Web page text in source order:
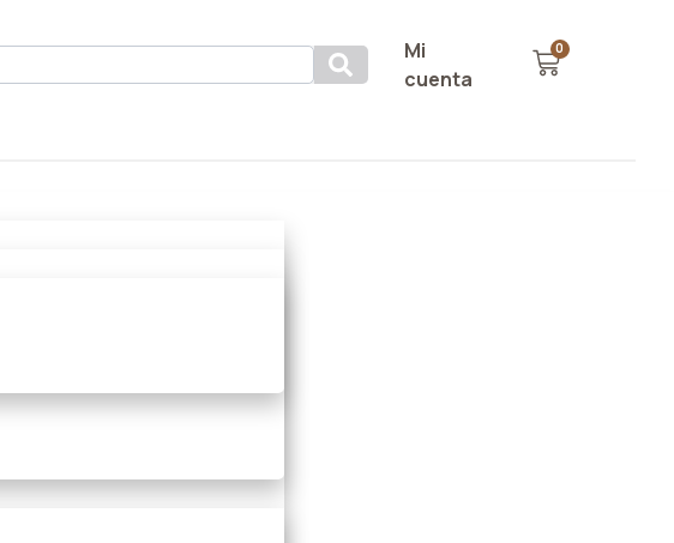
Mi
cuenta
0